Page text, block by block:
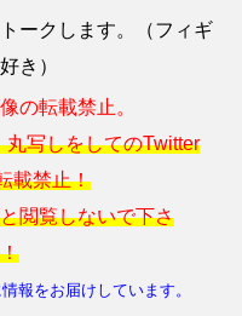
ークします。（フィギ
き）
の転載禁止。
写しをしてのTwitter
載禁止！
閲覧しないで下さ
報をお届けしています。